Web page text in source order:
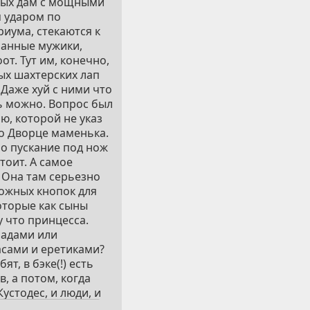
по
стекаются к
мужики,
Тут им, конечно,
шахтерских лап
хуй с ними что
можно. Вопрос был
которой не указ
Дворце маменька.
пускание под нож
А самое
там серьезно
кнопок для
как сыны
принцесса.
или
и еретиками?
в бэке(!) есть
а потом, когда
и люди, и